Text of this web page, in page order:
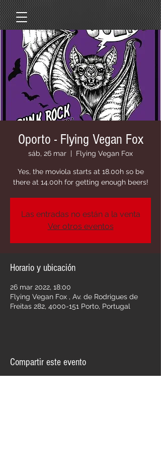
Oporto - Flying Vegan Fox
sáb, 26 mar
  |
Flying Vegan Fox
Yes, the moviola starts at 18.00h so be
there at 14.00h for getting enough beers!
Las entradas no están a la venta
Ver otros eventos
Horario y ubicación
26 mar 2022, 18:00
Flying Vegan Fox , Av. de Rodrigues de
Freitas 282, 4000-151 Porto, Portugal
Compartir este evento